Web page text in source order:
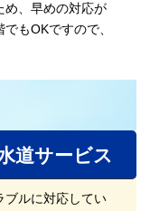
め、早めの対応が
もOKですので、
道サービス
ブルに対応してい